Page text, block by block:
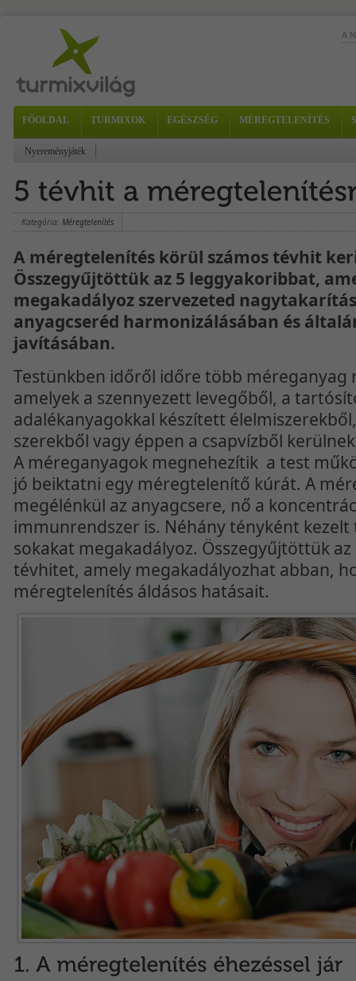
A
FŐOLDAL TURMIXOK EGÉSZSÉG MÉREGTELENÍTÉS
Nyereményjáték
Kategória: Méregtelenítés
A méregtelenítés körül számos tévhit
Összegyűjtöttük az 5 leggyakoribbat,
megakadályoz szervezeted
anyagcseréd harmonizálásában és
javításában.
Testünkben időről időre több méreganyag
amelyek a szennyezett levegőből, a
adalékanyagokkal készített
szerekből vagy éppen a csapvízből
A méreganyagok megnehezítik a test
jó beiktatni egy méregtelenítő kúrát. A
megélénkül az anyagcsere, nő a
immunrendszer is. Néhány tényként
sokakat megakadályoz. Összegyűjtöttük
tévhitet, amely megakadályozhat abban,
méregtelenítés áldásos hatásait.